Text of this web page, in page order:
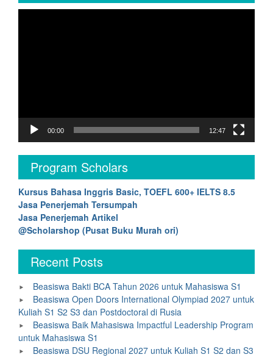
00:00 12:47
Program Scholars
Kursus Bahasa Inggris Basic, TOEFL 600+ IELTS 8.5
Jasa Penerjemah Tersumpah
Jasa Penerjemah Artikel
@Scholarshop (Pusat Buku Murah ori)
Recent Posts
Beasiswa Bakti BCA Tahun 2026 untuk Mahasiswa S1
Beasiswa Open Doors International Olympiad 2027 untuk
Kuliah S1 S2 S3 dan Postdoctoral di Rusia
Beasiswa Baik Mahasiswa Impactful Leadership Program
untuk Mahasiswa S1
Beasiswa DSU Regional 2027 untuk Kuliah S1 S2 dan S3